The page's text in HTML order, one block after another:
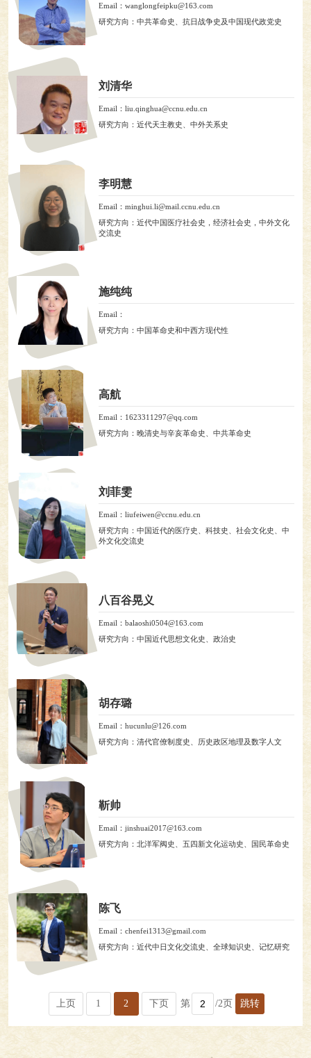
Email：wanglongfeipku@163.com
研究方向：中共革命史、抗日战争史及中国现代政党史
刘清华
Email：liu.qinghua@ccnu.edu.cn
研究方向：近代天主教史、中外关系史
李明慧
Email：minghui.li@mail.ccnu.edu.cn
研究方向：近代中国医疗社会史，经济社会史，中外文化
交流史
施纯纯
Email：
研究方向：中国革命史和中西方现代性
高航
Email：1623311297@qq.com
研究方向：晚清史与辛亥革命史、中共革命史
刘菲雯
Email：liufeiwen@ccnu.edu.cn
研究方向：中国近代的医疗史、科技史、社会文化史、中
外文化交流史
八百谷晃义
Email：balaoshi0504@163.com
研究方向：中国近代思想文化史、政治史
胡存璐
Email：hucunlu@126.com
研究方向：清代官僚制度史、历史政区地理及数字人文
靳帅
Email：jinshuai2017@163.com
研究方向：北洋军阀史、五四新文化运动史、国民革命史
陈飞
Email：chenfei1313@gmail.com
研究方向：近代中日文化交流史、全球知识史、记忆研究
上页 1 2 下页 第 /2页 跳转